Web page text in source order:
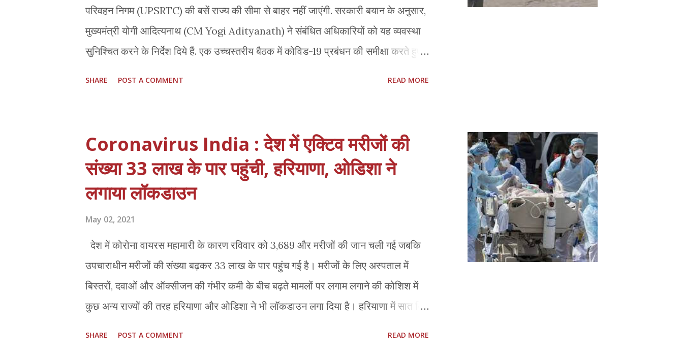
परिवहन निगम (UPSRTC) की बसें राज्य की सीमा से बाहर नहीं जाएंगी. सरकारी बयान के अनुसार,
मुख्‍यमंत्री योगी आदित्‍यनाथ (CM Yogi Adityanath) ने संबंधित अधिकारियों को यह व्यवस्था
सुनिश्चित करने के निर्देश दिये हैं. एक उच्‍चस्‍तरीय बैठक में कोविड-19 प्रबंधन की समीक्षा करते हुए
भी सुनिश्चित किया जाए कि विमान सेवा के माध्यम से प्रदेश से जाने वाले लोग भी निगेटिव रिपोर्ट आने
पर ही जाएं और रेल से आने वाले यात्रियों की पूरी सूची प्राप्त की जाए, साथ ही उनकी स्क्रीनिंग भी
की जाए. इसके अलावा मुख्यमंत्री ने कोविड-19 के संक्रमण की रोकथाम के लिए भीड़-भाड़ रोकने,
आवागमन को सीमित करने के लिए ‘होम डिलिवरी’की प्रभावी व्यवस्था बनाने पर बल दिया है. जिला
स्तर प...
SHARE POST A COMMENT READ MORE
Coronavirus India : देश में एक्टिव मरीजों की
संख्या 33 लाख के पार पहुंची, हरियाणा, ओडिशा ने
लगाया लॉकडाउन
May 02, 2021
देश में कोरोना वायरस महामारी के कारण रविवार को 3,689 और मरीजों की जान चली गई जबकि
उपचाराधीन मरीजों की संख्या बढ़कर 33 लाख के पार पहुंच गई है। मरीजों के लिए अस्पताल में
बिस्तरों, दवाओं और ऑक्सीजन की गंभीर कमी के बीच बढ़ते मामलों पर लगाम लगाने की कोशिश में
कुछ अन्य राज्यों की तरह हरियाणा और ओडिशा ने भी लॉकडाउन लगा दिया है। हरियाणा में सात दिन
SHARE POST A COMMENT READ MORE